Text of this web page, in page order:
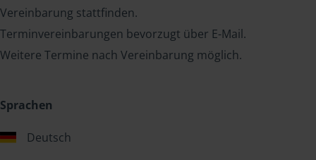
Vereinbarung stattfinden.
Terminvereinbarungen bevorzugt über E-Mail.
Weitere Termine nach Vereinbarung möglich.
Sprachen
Deutsch